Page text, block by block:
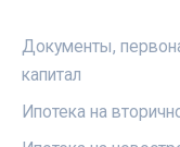
Документы,
капитал
Ипотека на